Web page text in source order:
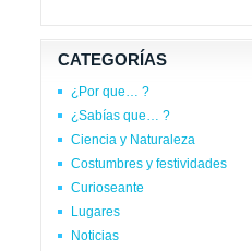
CATEGORÍAS
¿Por que… ?
¿Sabías que… ?
Ciencia y Naturaleza
Costumbres y festividades
Curioseante
Lugares
Noticias